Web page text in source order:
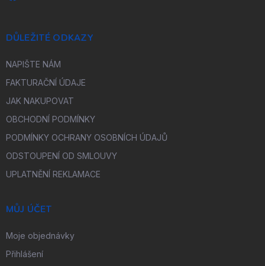
DŮLEŽITÉ ODKAZY
NAPIŠTE NÁM
FAKTURAČNÍ ÚDAJE
JAK NAKUPOVAT
OBCHODNÍ PODMÍNKY
PODMÍNKY OCHRANY OSOBNÍCH ÚDAJŮ
ODSTOUPENÍ OD SMLOUVY
UPLATNĚNÍ REKLAMACE
MŮJ ÚČET
Moje objednávky
Přihlášení